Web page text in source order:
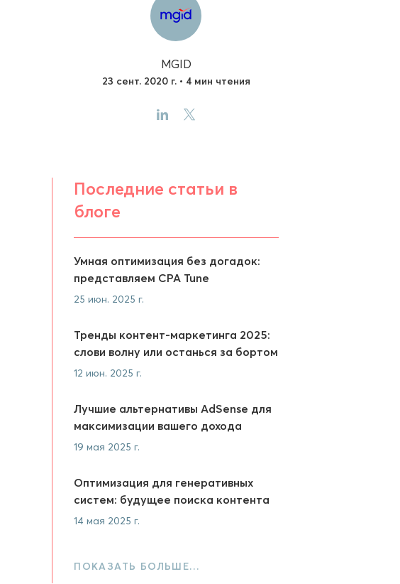
MGID
23 сент. 2020 г. • 4 мин чтения
Последние статьи в
блоге
Умная оптимизация без догадок:
представляем CPA Tune
25 июн. 2025 г.
Тренды контент-маркетинга 2025:
слови волну или останься за бортом
12 июн. 2025 г.
Лучшие альтернативы AdSense для
максимизации вашего дохода
19 мая 2025 г.
Оптимизация для генеративных
систем: будущее поиска контента
14 мая 2025 г.
ПОКАЗАТЬ БОЛЬШЕ…